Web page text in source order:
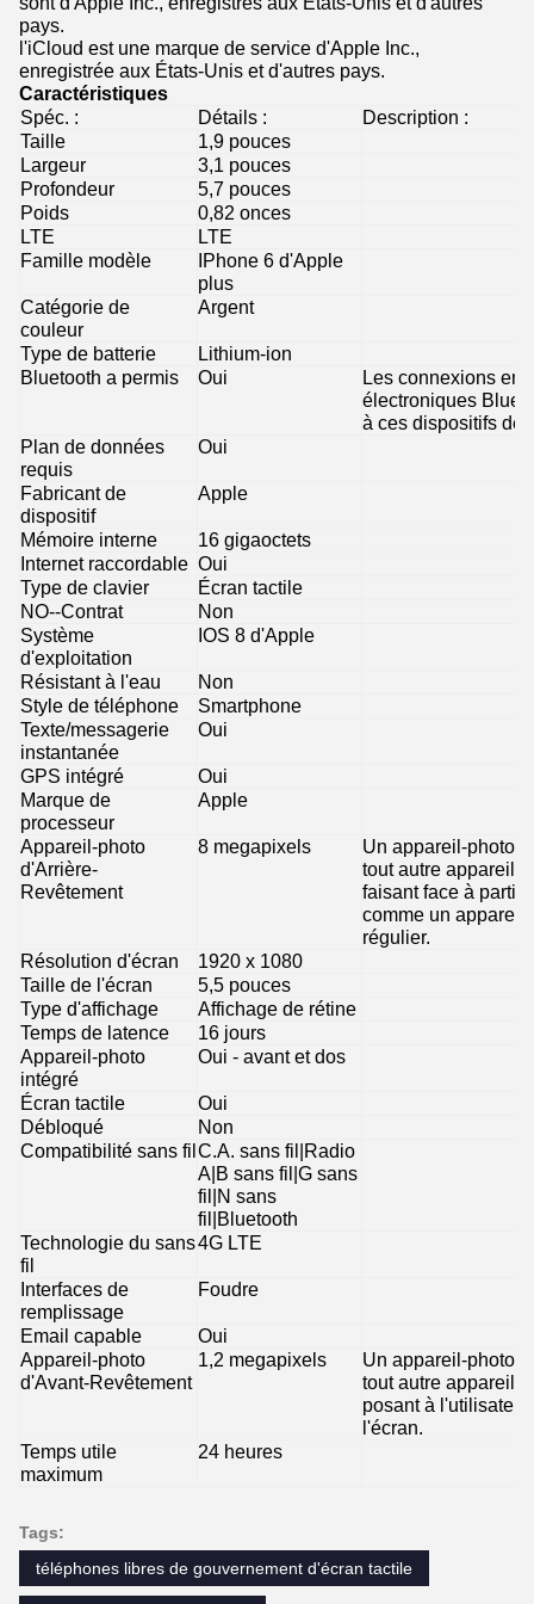
pays.
l'iCloud est une marque de service d'Apple Inc.,
enregistrée aux États-Unis et d'autres pays.
Caractéristiques
Spéc. :
Détails :
Description :
Taille
1,9 pouces
Largeur
3,1 pouces
Profondeur
5,7 pouces
Poids
0,82 onces
LTE
LTE
Famille modèle
IPhone 6 d'Apple
plus
Catégorie de
couleur
Argent
Type de batterie
Lithium-ion
Bluetooth a permis
Oui
Les connexions
électroniques
à ces dispositifs de
Plan de données
requis
Oui
Fabricant de
dispositif
Apple
Mémoire interne
16 gigaoctets
Internet raccordable Oui
Type de clavier
Écran tactile
NO--Contrat
Non
Système
d'exploitation
IOS 8 d'Apple
Résistant à l'eau
Non
Style de téléphone
Smartphone
Texte/messagerie
instantanée
Oui
GPS intégré
Oui
Marque de
processeur
Apple
Appareil-photo
d'Arrière-
Revêtement
8 megapixels
Un appareil-photo
tout autre appareil
faisant face à partir
comme un appareil
régulier.
Résolution d'écran
1920 x 1080
Taille de l'écran
5,5 pouces
Type d'affichage
Affichage de rétine
Temps de latence
16 jours
Appareil-photo
intégré
Oui - avant et dos
Écran tactile
Oui
Débloqué
Non
Compatibilité sans filC.A. sans fil|Radio
A|B sans fil|G sans
fil|N sans
fil|Bluetooth
Technologie du sans
fil
4G LTE
Interfaces de
remplissage
Foudre
Email capable
Oui
Appareil-photo
d'Avant-Revêtement
1,2 megapixels
Un appareil-photo
tout autre appareil
posant à
l'écran.
Temps utile
maximum
24 heures
Tags:
téléphones libres de gouvernement d'écran tactile